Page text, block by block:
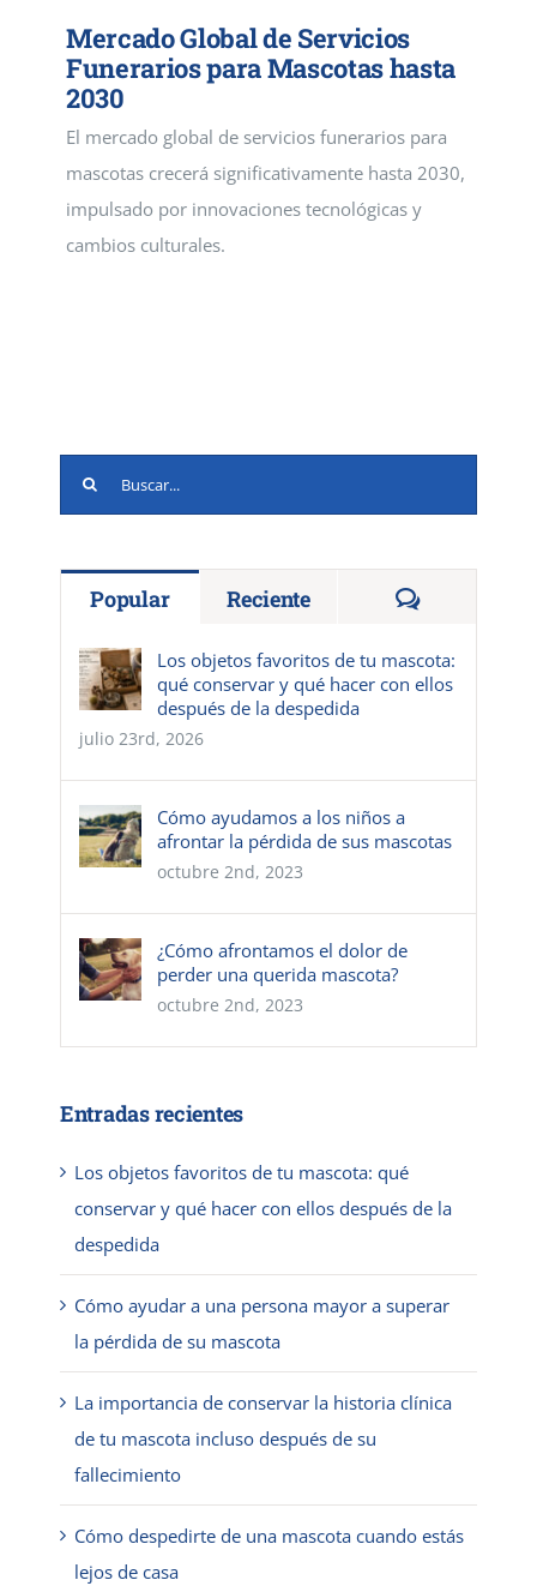
Mercado Global de Servicios
Funerarios para Mascotas hasta
2030
El mercado global de servicios funerarios para
mascotas crecerá significativamente hasta 2030,
impulsado por innovaciones tecnológicas y
cambios culturales.
Buscar:
Popular Reciente
Los objetos favoritos de tu mascota:
qué conservar y qué hacer con ellos
después de la despedida
julio 23rd, 2026
Cómo ayudamos a los niños a
afrontar la pérdida de sus mascotas
octubre 2nd, 2023
¿Cómo afrontamos el dolor de
perder una querida mascota?
octubre 2nd, 2023
Entradas recientes
Los objetos favoritos de tu mascota: qué
conservar y qué hacer con ellos después de la
despedida
Cómo ayudar a una persona mayor a superar
la pérdida de su mascota
La importancia de conservar la historia clínica
de tu mascota incluso después de su
fallecimiento
Cómo despedirte de una mascota cuando estás
lejos de casa